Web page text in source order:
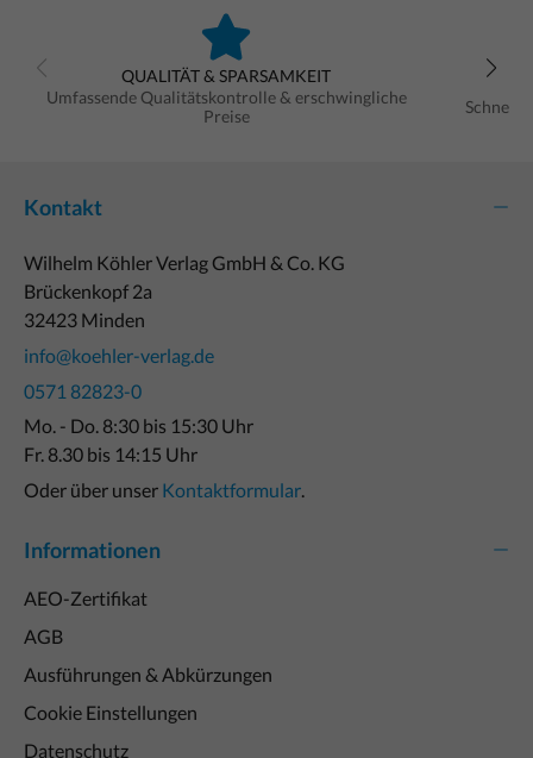
QUALITÄT & SPARSAMKEIT
Umfassende Qualitätskontrolle & erschwingliche
Preise
Schnelle
Kontakt
Wilhelm Köhler Verlag GmbH & Co. KG
Brückenkopf 2a
32423 Minden
info@koehler-verlag.de
0571 82823-0
Mo. - Do. 8:30 bis 15:30 Uhr
Fr. 8.30 bis 14:15 Uhr
Oder über unser Kontaktformular
Informationen
AEO-Zertifikat
AGB
Ausführungen & Abkürzungen
Cookie Einstellungen
Datenschutz